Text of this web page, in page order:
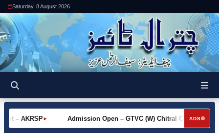
Saturday, 8 August 2026
ADS
►
– AKRSP ►
Admission Open – GTVC (W) Chitral City